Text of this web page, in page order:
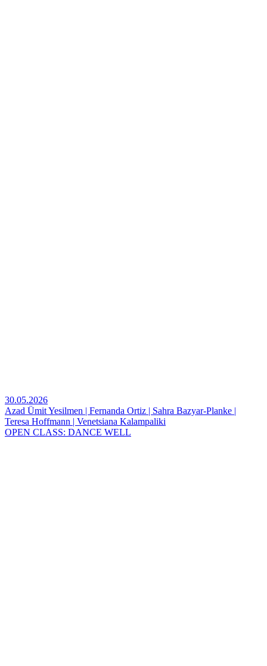
30.05.2026
Azad Ümit Yesilmen | Fernanda Ortiz | Sahra Bazyar-Planke |
Teresa Hoffmann | Venetsiana Kalampaliki
OPEN CLASS: DANCE WELL